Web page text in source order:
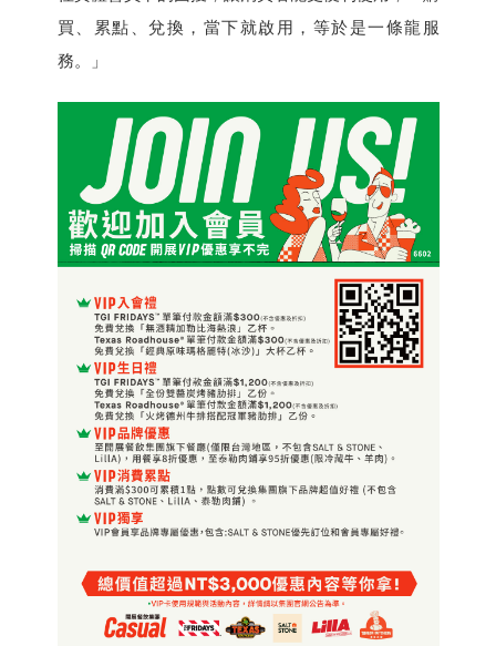
買、累點、兌換，當下就啟用，等於是一條龍服
務。」